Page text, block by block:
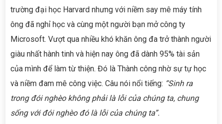
trường đại học Harvard nhưng với niềm say mê máy tính
ông đã nghỉ học và cùng một người bạn mở công ty
Microsoft. Vượt qua nhiều khó khăn ông đa trở thành người
giàu nhất hành tinh và hiện nay ông đã dành 95% tài sản
của mình để làm từ thiện. Đó là Thành công nhờ sự tự học
và niềm đam mê công việc. Câu nói nổi tiếng: “Sinh ra
trong đói nghèo không phải là lỗi của chúng ta, chung
sống với đói nghèođó là lỗi của chúng ta”.